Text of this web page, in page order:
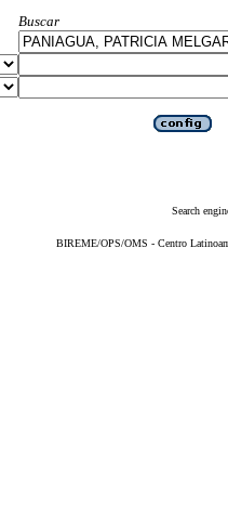
Buscar
Search
BIREME/OPS/OMS - Centro